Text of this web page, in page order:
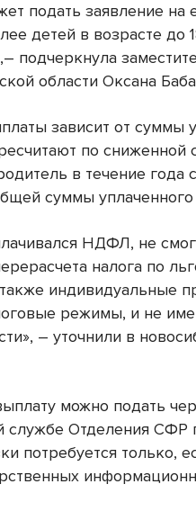
подать заявление на
детей в возрасте до
подчеркнула
области Оксана
зависит от суммы
по сниженной
в течение года
суммы
НДФЛ, не
налога по
индивидуальные
режимы, и не
– уточнили в
можно подать
службе Отделения СФР
потребуется только,